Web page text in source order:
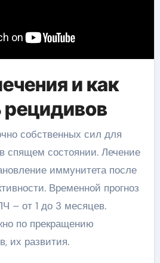
и как
собственных сил для
спящем состоянии. Лечение
иммунитета после
Временной прогноз
– от 1 до 3 месяцев.
по прекращению
их развития.